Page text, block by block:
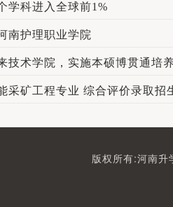
学科进入全球前1%
南护理职业学院
技术学院，实施本硕博贯通培
采矿工程专业 综合评价录取招
版权所有:河南